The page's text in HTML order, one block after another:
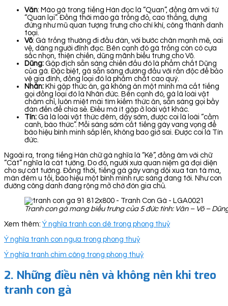
Văn: Mào gà trong tiếng Hán đọc là “Quan”, đồng âm với từ
“Quan lại”. Đồng thời mào gà trống đỏ, cao thẳng, dựng
đứng như mũ quan tượng trưng cho chí khí, công thành danh
toại.
Võ: Gà trống thường đi đầu đàn, với bước chân mạnh mẽ, oai
vệ, dáng người đĩnh đạc. Bên cạnh đó gà trống còn có cựa
sắc nhọn, thiện chiến, dũng mãnh biểu trưng cho Võ.
Dũng: Gặp địch sẵn sàng chiến đấu đó là phẩm chất Dũng
của gà. Đặc biệt, gà sẵn sàng đương đầu với rắn độc để bảo
vệ gia đình, đồng loại đó là phẩm chất cao quý.
Nhân: Khi gặp thức ăn, gà không ăn một mình mà cất tiếng
gọi đồng loại đó là Nhân đức. Bên cạnh đó, gà là loài vật
chăm chỉ, luôn miệt mài tìm kiếm thức ăn, sẵn sàng gọi bầy
đàn đến để chia sẻ. Điều mà ít gặp ở loài vật khác.
Tín: Gà là loài vật thức đêm, dậy sớm, được coi là loài “cầm
canh, báo thức”. Mỗi sáng sớm cất tiếng gáy vang vọng để
báo hiệu bình minh sắp lên, không bao giờ sai. Được coi là Tín
đức.
Ngoài ra, trong tiếng Hán chữ gà nghĩa là “Kê”, đồng âm với chữ
“Cát” nghĩa là cát tường. Do đó, người xưa quan niệm gà đại diện
cho sự cát tường. Đồng thời, tiếng gà gáy vang dội xua tan tà ma,
màn đêm u tối, báo hiệu một bình mình rực sáng đang tới. Như con
đường công danh đang rộng mở chờ đón gia chủ.
Tranh con gà mang biểu trưng của 5 đức tính: Văn – Võ –
Xem thêm: Ý nghĩa tranh con dê trong phong thuỷ
Ý nghĩa tranh con ngựa trong phong thuỷ
Ý nghĩa tranh chim công trong phong thuỷ
2. Những điều nên và không nên khi treo
tranh con gà